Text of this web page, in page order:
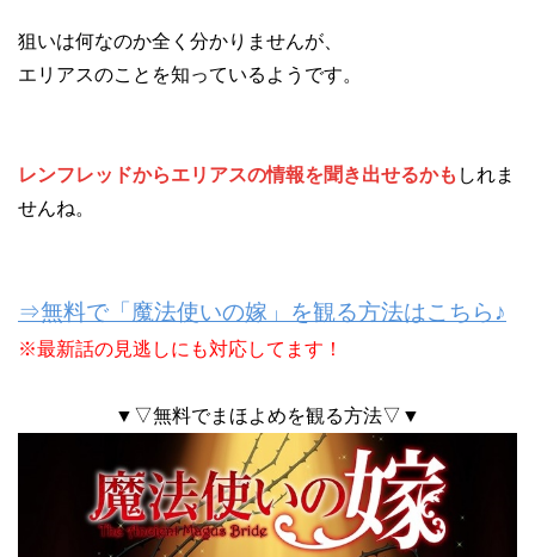
狙いは何なのか全く分かりませんが、
エリアスのことを知っているようです。
レンフレッドからエリアスの情報を聞き出せるかも しれま
せんね。
⇒無料で「魔法使いの嫁」を観る方法はこちら♪
※最新話の見逃しにも対応してます！
▼▽無料でまほよめを観る方法▽▼